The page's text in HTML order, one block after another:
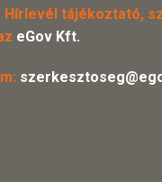
Hírlevél tájékoztató,
eGov Kft.